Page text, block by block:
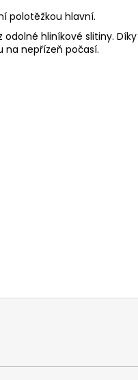
polotěžkou hlavní.
hliníkové slitiny.
na nepřízeň počasí.